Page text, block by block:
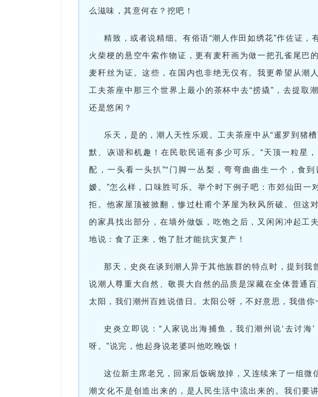
么滋味，其意何在？挖吧！
精致，或者说精细。有俗语“潮人作田如绣花”作佐证，
火柴梗的悬空牛索作物证，更有麦秆画为做一把孔雀尾巴
麦秆丝为证。这些，在国内也非绝无仅有。我更希望从潮
工夫茶座中那三个世界上最小的茶杯中去“捞撬”，去提取
还是悠闲？
乐天，是的，潮人天性乐观。工夫茶座中从“暹罗到猪
默、诙谐和机趣！在民歌民谣有多少可乐。“天顶一粒星
配，一头看一头扒”“门脚一丛梨，弯弯曲曲生一个，食
嫒。”怎么样，口味胜可乐。举个时下例子吧：市郊仙田一
拒。他家屋顶被掀翻，惨过杜甫个茅屋为秋风所破。但这
的家具找出部分，在墙外做饭，吃饱之后，又闲闲冲起工
地说：食了正来，饱了肚才能抗灾复产！
那天，史炎在谈到潮人异于其他族群的特点时，提到我
说潮人尊重大自然、敬畏大自然的品质是深藏在全体普通
太阳，我们潮州百姓说借日。太阳公呀，不好意思，我借你
史炎立即说：“人家说出海捕鱼，我们潮州说‘去讨海
呀。”说完，他起身说老婆叫他吃晚饭！
这位新主席老兄，回家后饭碗放掉，又连续来了一组微
潮文化不是创造出来的，是人民生活中流出来的。我们要